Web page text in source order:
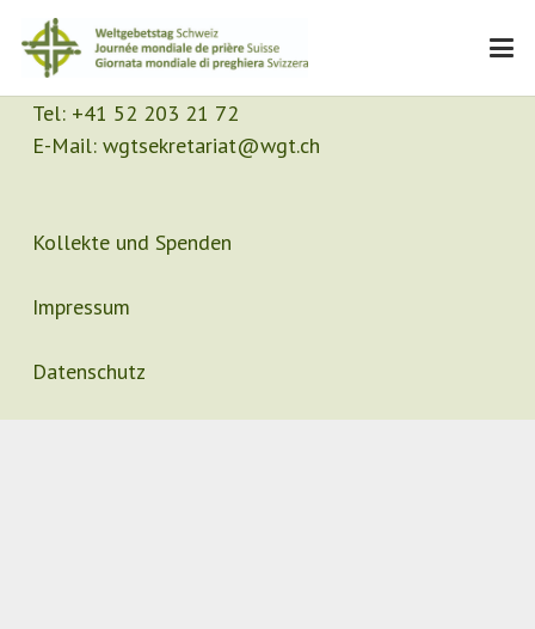
Kontakt
Sekretariat
Tel: +41 52 203 21 72
E-Mail: wgtsekretariat@wgt.ch
Kollekte und Spenden
Impressum
Datenschutz